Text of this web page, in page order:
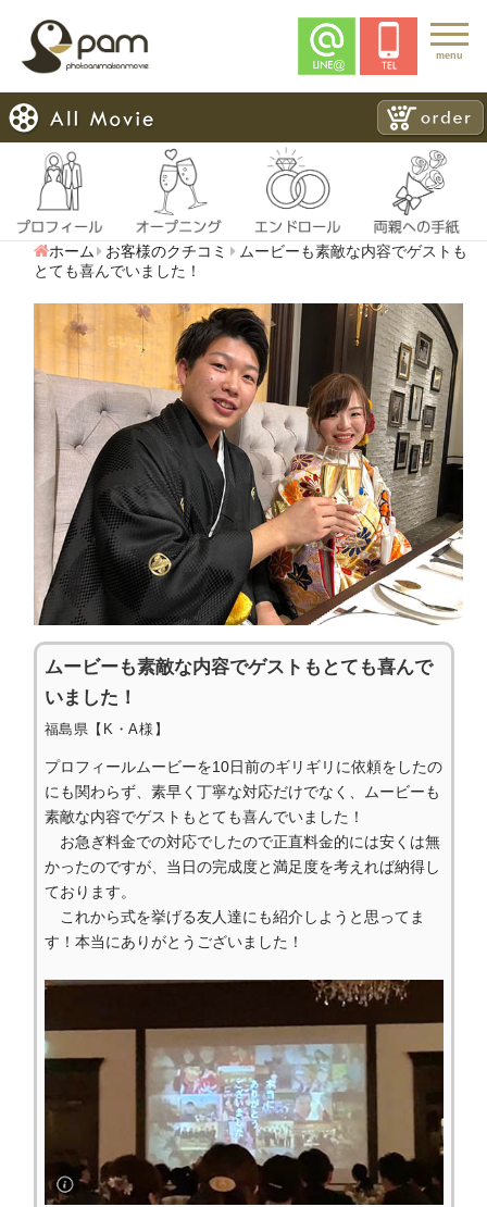
menu
ホーム お客様のクチコミ
ムービーも素敵な内容でゲストも
とても喜んでいました！
ムービーも素敵な内容でゲストもとても喜んで
いました！
福島県【K・A様】
プロフィールムービーを10日前のギリギリに依頼をしたの
にも関わらず、素早く丁寧な対応だけでなく、ムービーも
素敵な内容でゲストもとても喜んでいました！
お急ぎ料金での対応でしたので正直料金的には安くは無
かったのですが、当日の完成度と満足度を考えれば納得し
ております。
これから式を挙げる友人達にも紹介しようと思ってま
す！本当にありがとうございました！